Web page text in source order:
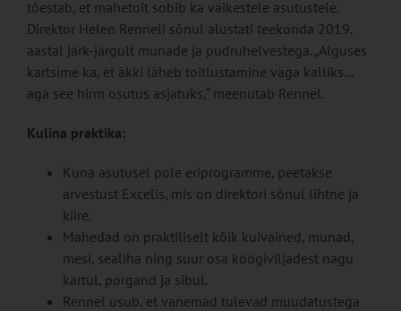
tõestab, et mahetoit sobib ka väikestele asutustele.
Direktor Helen Renneli sõnul alustati teekonda 2019.
aastal järk-järgult munade ja pudruhelvestega. „Alguses
kartsime ka, et äkki läheb toitlustamine väga kalliks…
aga see hirm osutus asjatuks,“ meenutab Rennel.
Kulina praktika:
Kuna asutusel pole eriprogramme, peetakse
arvestust Excelis, mis on direktori sõnul lihtne ja
kiire.
Mahedad on praktiliselt kõik kuivained, munad,
mesi, sealiha ning suur osa köögiviljadest nagu
kartul, porgand ja sibul.
Rennel usub, et vanemad tulevad muudatustega